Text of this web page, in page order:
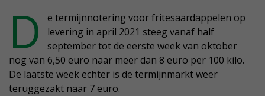
D
e termijnnotering voor fritesaardappelen op
levering in april 2021 steeg vanaf half
september tot de eerste week van oktober
nog van 6,50 euro naar meer dan 8 euro per 100 kilo.
De laatste week echter is de termijnmarkt weer
teruggezakt naar 7 euro.